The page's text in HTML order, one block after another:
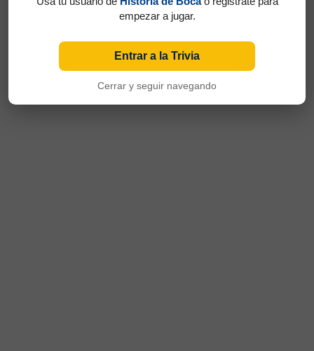
empezar a jugar.
Entrar a la Trivia
Cerrar y seguir navegando